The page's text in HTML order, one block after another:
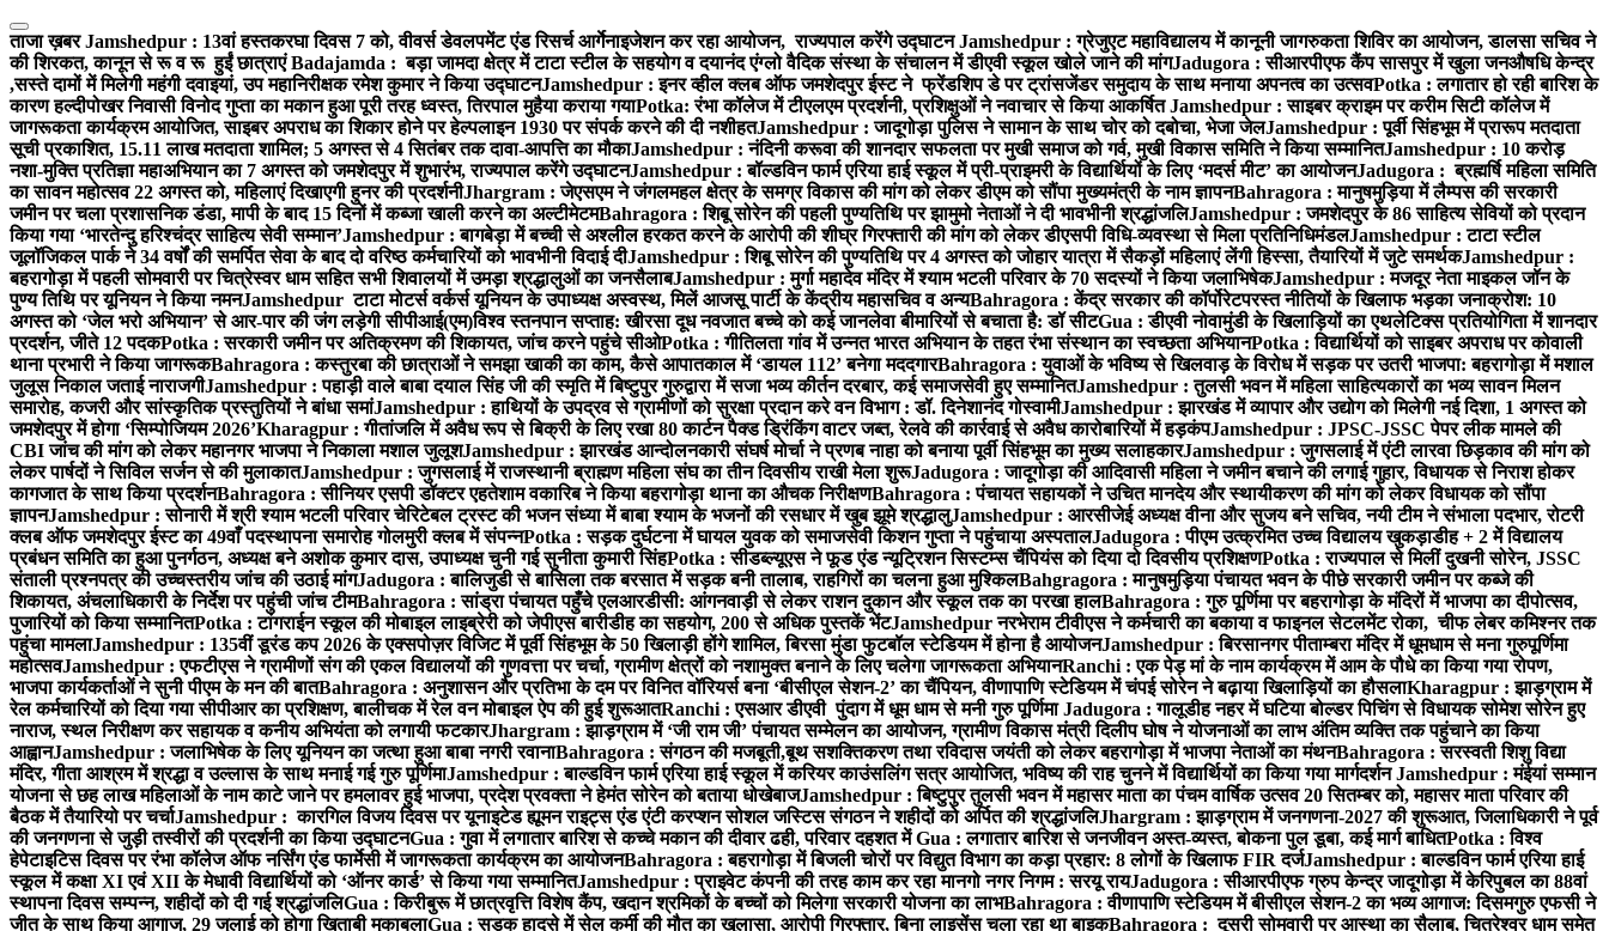
Skip
to
content
ताजा ख़बरJamshedpur : 13वां हस्तकरघा दिवस 7 को, वीवर्स डेवलपमेंट एंड रिसर्च आर्गेनाइजेशन कर रहा आयोजन, राज्यपाल करेंगे उद्घाटनJamshedpur : ग्रेजुएट महाविद्यालय में कानूनी जागरुकता शिविर का आयोजन, डालसा सचिव ने
की शिरकत, कानून से रू व रू हुईं छात्राएंBadajamda : बड़ा जामदा क्षेत्र में टाटा स्टील के सहयोग व दयानंद एंग्लो वैदिक संस्था के संचालन में डीएवी स्कूल खोले जाने की मांगJadugora : सीआरपीएफ कैंप सासपुर में खुला जनऔषधि केन्द्र
,सस्ते दामों में मिलेगी महंगी दवाइयां, उप महानिरीक्षक रमेश कुमार ने किया उद्घाटनJamshedpur : इनर व्हील क्लब ऑफ जमशेदपुर ईस्ट ने फ्रेंडशिप डे पर ट्रांसजेंडर समुदाय के साथ मनाया अपनत्व का उत्सवPotka : लगातार हो रही बारिश के
कारण हल्दीपोखर निवासी विनोद गुप्ता का मकान हुआ पूरी तरह ध्वस्त, तिरपाल मुहैया कराया गयाPotka: रंभा कॉलेज में टीएलएम प्रदर्शनी, प्रशिक्षुओं ने नवाचार से किया आकर्षितJamshedpur : साइबर क्राइम पर करीम सिटी कॉलेज में
जागरूकता कार्यक्रम आयोजित, साइबर अपराध का शिकार होने पर हेल्पलाइन 1930 पर संपर्क करने की दी नशीहतJamshedpur : जादूगोड़ा पुलिस ने सामान के साथ चोर को दबोचा, भेजा जेलJamshedpur : पूर्वी सिंहभूम में प्रारूप मतदाता
सूची प्रकाशित, 15.11 लाख मतदाता शामिल; 5 अगस्त से 4 सितंबर तक दावा-आपत्ति का मौकाJamshedpur : नंदिनी करूवा की शानदार सफलता पर मुखी समाज को गर्व, मुखी विकास समिति ने किया सम्मानितJamshedpur : 10 करोड़
नशा-मुक्ति प्रतिज्ञा महाअभियान का 7 अगस्त को जमशेदपुर में शुभारंभ, राज्यपाल करेंगे उद्घाटनJamshedpur : बॉल्डविन फार्म एरिया हाई स्कूल में प्री-प्राइमरी के विद्यार्थियों के लिए ‘मदर्स मीट’ का आयोजनJadugora : ब्रह्मर्षि महिला समिति
का सावन महोत्सव 22 अगस्त को, महिलाएं दिखाएगी हुनर की प्रदर्शनीJhargram : जेएसएम ने जंगलमहल क्षेत्र के समग्र विकास की मांग को लेकर डीएम को सौंपा मुख्यमंत्री के नाम ज्ञापनBahragora : मानुषमुड़िया में लैम्पस की सरकारी
जमीन पर चला प्रशासनिक डंडा, मापी के बाद 15 दिनों में कब्जा खाली करने का अल्टीमेटमBahragora : शिबू सोरेन की पहली पुण्यतिथि पर झामुमो नेताओं ने दी भावभीनी श्रद्धांजलिJamshedpur : जमशेदपुर के 86 साहित्य सेवियों को प्रदान
किया गया ‘भारतेन्दु हरिश्चंद्र साहित्य सेवी सम्मान’Jamshedpur : बागबेड़ा में बच्ची से अश्लील हरकत करने के आरोपी की शीघ्र गिरफ्तारी की मांग को लेकर डीएसपी विधि-व्यवस्था से मिला प्रतिनिधिमंडलJamshedpur : टाटा स्टील
जूलॉजिकल पार्क ने 34 वर्षों की समर्पित सेवा के बाद दो वरिष्ठ कर्मचारियों को भावभीनी विदाई दीJamshedpur : शिबू सोरेन की पुण्यतिथि पर 4 अगस्त को जोहार यात्रा में सैकड़ों महिलाएं लेंगी हिस्सा, तैयारियों में जुटे समर्थकJamshedpur :
बहरागोड़ा में पहली सोमवारी पर चित्रेस्वर धाम सहित सभी शिवालयों में उमड़ा श्रद्धालुओं का जनसैलाबJamshedpur : मुर्गा महादेव मंदिर में श्याम भटली परिवार के 70 सदस्यों ने किया जलाभिषेकJamshedpur : मजदूर नेता माइकल जॉन के
पुण्य तिथि पर यूनियन ने किया नमनJamshedpur टाटा मोटर्स वर्कर्स यूनियन के उपाध्यक्ष अस्वस्थ, मिलें आजसू पार्टी के केंद्रीय महासचिव व अन्यBahragora : केंद्र सरकार की कॉर्पोरेटपरस्त नीतियों के खिलाफ भड़का जनाक्रोश: 10
अगस्त को ‘जेल भरो अभियान’ से आर-पार की जंग लड़ेगी सीपीआई(एम)विश्व स्तनपान सप्ताह: खीरसा दूध नवजात बच्चे को कई जानलेवा बीमारियों से बचाता है: डॉ सीटGua : डीएवी नोवामुंडी के खिलाड़ियों का एथलेटिक्स प्रतियोगिता में शानदार
प्रदर्शन, जीते 12 पदकPotka : सरकारी जमीन पर अतिक्रमण की शिकायत, जांच करने पहुंचे सीओPotka : गीतिलता गांव में उन्नत भारत अभियान के तहत रंभा संस्थान का स्वच्छता अभियानPotka : विद्यार्थियों को साइबर अपराध पर कोवाली
थाना प्रभारी ने किया जागरूकBahragora : कस्तुरबा की छात्राओं ने समझा खाकी का काम, कैसे आपातकाल में ‘डायल 112’ बनेगा मददगारBahragora : युवाओं के भविष्य से खिलवाड़ के विरोध में सड़क पर उतरी भाजपा: बहरागोड़ा में मशाल
जुलूस निकाल जताई नाराजगीJamshedpur : पहाड़ी वाले बाबा दयाल सिंह जी की स्मृति में बिष्टुपुर गुरुद्वारा में सजा भव्य कीर्तन दरबार, कई समाजसेवी हुए सम्मानितJamshedpur : तुलसी भवन में महिला साहित्यकारों का भव्य सावन मिलन
समारोह, कजरी और सांस्कृतिक प्रस्तुतियों ने बांधा समांJamshedpur : हाथियों के उपद्रव से ग्रामीणों को सुरक्षा प्रदान करे वन विभाग : डॉ. दिनेशानंद गोस्वामीJamshedpur : झारखंड में व्यापार और उद्योग को मिलेगी नई दिशा, 1 अगस्त को
जमशेदपुर में होगा ‘सिम्पोजियम 2026’Kharagpur : गीतांजलि में अवैध रूप से बिक्री के लिए रखा 80 कार्टन पैक्ड ड्रिंकिंग वाटर जब्त, रेलवे की कार्रवाई से अवैध कारोबारियों में हड़कंपJamshedpur : JPSC-JSSC पेपर लीक मामले की
CBI जांच की मांग को लेकर महानगर भाजपा ने निकाला मशाल जुलूशJamshedpur : झारखंड आन्दोलनकारी संघर्ष मोर्चा ने प्रणब नाहा को बनाया पूर्वी सिंहभूम का मुख्य सलाहकारJamshedpur : जुगसलाई में एंटी लारवा छिड़काव की मांग को
लेकर पार्षदों ने सिविल सर्जन से की मुलाकातJamshedpur : जुगसलाई में राजस्थानी ब्राह्मण महिला संघ का तीन दिवसीय राखी मेला शुरूJadugora : जादूगोड़ा की आदिवासी महिला ने जमीन बचाने की लगाई गुहार, विधायक से निराश होकर
कागजात के साथ किया प्रदर्शनBahragora : सीनियर एसपी डॉक्टर एहतेशाम वकारिब ने किया बहरागोड़ा थाना का औचक निरीक्षणBahragora : पंचायत सहायकों ने उचित मानदेय और स्थायीकरण की मांग को लेकर विधायक को सौंपा
ज्ञापनJamshedpur : सोनारी में श्री श्याम भटली परिवार चेरिटेबल ट्रस्ट की भजन संध्या में बाबा श्याम के भजनों की रसधार में खुब झूमे श्रद्धालुJamshedpur : आरसीजेई अध्यक्ष वीना और सुजय बने सचिव, नयी टीम ने संभाला पदभार, रोटरी
क्लब ऑफ जमशेदपुर ईस्ट का 49वाँ पदस्थापना समारोह गोलमुरी क्लब में संपन्नPotka : सड़क दुर्घटना में घायल युवक को समाजसेवी किशन गुप्ता ने पहुंचाया अस्पतालJadugora : पीएम उत्क्रमित उच्च विद्यालय खुकड़ाडीह + 2 में विद्यालय
प्रबंधन समिति का हुआ पुनर्गठन, अध्यक्ष बने अशोक कुमार दास, उपाध्यक्ष चुनी गई सुनीता कुमारी सिंहPotka : सीडब्ल्यूएस ने फूड एंड न्यूट्रिशन सिस्टम्स चैंपियंस को दिया दो दिवसीय प्रशिक्षणPotka : राज्यपाल से मिलीं दुखनी सोरेन, JSSC
संताली प्रश्नपत्र की उच्चस्तरीय जांच की उठाई मांगJadugora : बालिजुडी से बासिला तक बरसात में सड़क बनी तालाब, राहगिरों का चलना हुआ मुश्किलBahgragora : मानुषमुड़िया पंचायत भवन के पीछे सरकारी जमीन पर कब्जे की
शिकायत, अंचलाधिकारी के निर्देश पर पहुंची जांच टीमBahragora : सांड्रा पंचायत पहुँचे एलआरडीसी: आंगनवाड़ी से लेकर राशन दुकान और स्कूल तक का परखा हालBahragora : गुरु पूर्णिमा पर बहरागोड़ा के मंदिरों में भाजपा का दीपोत्सव,
पुजारियों को किया सम्मानितPotka : टांगराईन स्कूल की मोबाइल लाइब्रेरी को जेपीएस बारीडीह का सहयोग, 200 से अधिक पुस्तकें भेंटJamshedpur नरभेराम टीवीएस ने कर्मचारी का बकाया व फाइनल सेटलमेंट रोका, चीफ लेबर कमिश्नर तक
पहुंचा मामलाJamshedpur : 135वीं डूरंड कप 2026 के एक्सपोज़र विजिट में पूर्वी सिंहभूम के 50 खिलाड़ी होंगे शामिल, बिरसा मुंडा फुटबॉल स्टेडियम में होना है आयोजनJamshedpur : बिरसानगर पीताम्बरा मंदिर में धूमधाम से मना गुरुपूर्णिमा
महोत्सवJamshedpur : एफटीएस ने ग्रामीणों संग की एकल विद्यालयों की गुणवत्ता पर चर्चा, ग्रामीण क्षेत्रों को नशामुक्त बनाने के लिए चलेगा जागरूकता अभियानRanchi : एक पेड़ मां के नाम कार्यक्रम में आम के पौधे का किया गया रोपण,
भाजपा कार्यकर्ताओं ने सुनी पीएम के मन की बातBahragora : अनुशासन और प्रतिभा के दम पर विनित वॉरियर्स बना ‘बीसीएल सेशन-2’ का चैंपियन, वीणापाणि स्टेडियम में चंपई सोरेन ने बढ़ाया खिलाड़ियों का हौसलाKharagpur : झाड़ग्राम में
रेल कर्मचारियों को दिया गया सीपीआर का प्रशिक्षण, बालीचक में रेल वन मोबाइल ऐप की हुई शुरूआतRanchi : एसआर डीएवी पुंदाग में धूम धाम से मनी गुरु पूर्णिमाJadugora : गालूडीह नहर में घटिया बोल्डर पिचिंग से विधायक सोमेश सोरेन हुए
नाराज, स्थल निरीक्षण कर सहायक व कनीय अभियंता को लगायी फटकारJhargram : झाड़ग्राम में ‘जी राम जी’ पंचायत सम्मेलन का आयोजन, ग्रामीण विकास मंत्री दिलीप घोष ने योजनाओं का लाभ अंतिम व्यक्ति तक पहुंचाने का किया
आह्वानJamshedpur : जलाभिषेक के लिए यूनियन का जत्था हुआ बाबा नगरी रवानाBahragora : संगठन की मजबूती,बूथ सशक्तिकरण तथा रविदास जयंती को लेकर बहरागोड़ा में भाजपा नेताओं का मंथनBahragora : सरस्वती शिशु विद्या
मंदिर, गीता आश्रम में श्रद्धा व उल्लास के साथ मनाई गई गुरु पूर्णिमाJamshedpur : बाल्डविन फार्म एरिया हाई स्कूल में करियर काउंसलिंग सत्र आयोजित, भविष्य की राह चुनने में विद्यार्थियों का किया गया मार्गदर्शनJamshedpur : मंईयां सम्मान
योजना से छह लाख महिलाओं के नाम काटे जाने पर हमलावर हुई भाजपा, प्रदेश प्रवक्ता ने हेमंत सोरेन को बताया धोखेबाजJamshedpur : बिष्टुपुर तुलसी भवन में महासर माता का पंचम वार्षिक उत्सव 20 सितम्बर को, महासर माता परिवार की
बैठक में तैयारियो पर चर्चाJamshedpur : कारगिल विजय दिवस पर यूनाइटेड ह्यूमन राइट्स एंड एंटी करप्शन सोशल जस्टिस संगठन ने शहीदों को अर्पित की श्रद्धांजलिJhargram : झाड़ग्राम में जनगणना-2027 की शुरूआत, जिलाधिकारी ने पूर्व
की जनगणना से जुड़ी तस्वीरों की प्रदर्शनी का किया उद्घाटनGua : गुवा में लगातार बारिश से कच्चे मकान की दीवार ढही, परिवार दहशत मेंGua : लगातार बारिश से जनजीवन अस्त-व्यस्त, बोकना पुल डूबा, कई मार्ग बाधितPotka : विश्व
हेपेटाइटिस दिवस पर रंभा कॉलेज ऑफ नर्सिंग एंड फार्मेसी में जागरूकता कार्यक्रम का आयोजनBahragora : बहरागोड़ा में बिजली चोरों पर विद्युत विभाग का कड़ा प्रहार: 8 लोगों के खिलाफ FIR दर्जJamshedpur : बाल्डविन फार्म एरिया हाई
स्कूल में कक्षा XI एवं XII के मेधावी विद्यार्थियों को ‘ऑनर कार्ड’ से किया गया सम्मानितJamshedpur : प्राइवेट कंपनी की तरह काम कर रहा मानगो नगर निगम : सरयू रायJadugora : सीआरपीएफ ग्रुप केन्द्र जादूगोड़ा में केरिपुबल का 88वां
स्थापना दिवस सम्पन्न, शहीदों को दी गई श्रद्धांजलिGua : किरीबुरू में छात्रवृत्ति विशेष कैंप, खदान श्रमिकों के बच्चों को मिलेगा सरकारी योजना का लाभBahragora : वीणापाणि स्टेडियम में बीसीएल सेशन-2 का भव्य आगाज: दिसमगुरु एफसी ने
जीत के साथ किया आगाज, 29 जुलाई को होगा खिताबी मुकाबलाGua : सड़क हादसे में सेल कर्मी की मौत का खुलासा, आरोपी गिरफ्तार, बिना लाइसेंस चला रहा था बाइकBahragora : दूसरी सोमवारी पर आस्था का सैलाब, चित्रेश्वर धाम समेत